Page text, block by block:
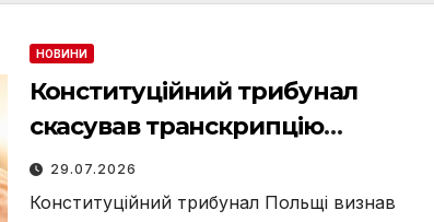
НОВИНИ
Конституційний трибунал
скасував транскрипцію
одностатевих шлюбів,
дисциплінарна справа проти
29.07.2026
Конституційний трибунал Польщі визнав